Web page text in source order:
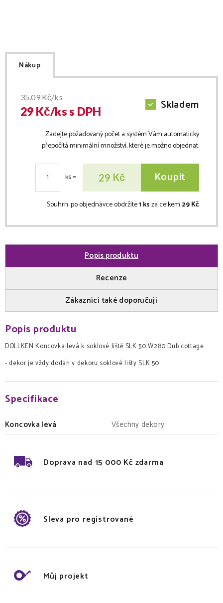
Nákup
35.09Kč/ks
29 Kč/kss DPH Skladem
Zadejte požadovaný počet a systém Vám automaticky
přepočítá minimální množství, které je možno objednat.
ks= 29 Kč Koupit
Souhrn:po objednávce obdržíte1 ksza celkem 29 Kč
Popis produktu
Recenze
Zákazníci také doporučují
Popis produktu
DOLLKEN Koncovka levá k soklové liště SLK 50 W280 Dub cottage
- dekor je vždy dodán v dekoru soklové lišty SLK 50
Specifikace
Koncovka levá Všechny dekory
Doprava nad 15 000 Kč zdarma
Sleva pro registrované
Můj projekt